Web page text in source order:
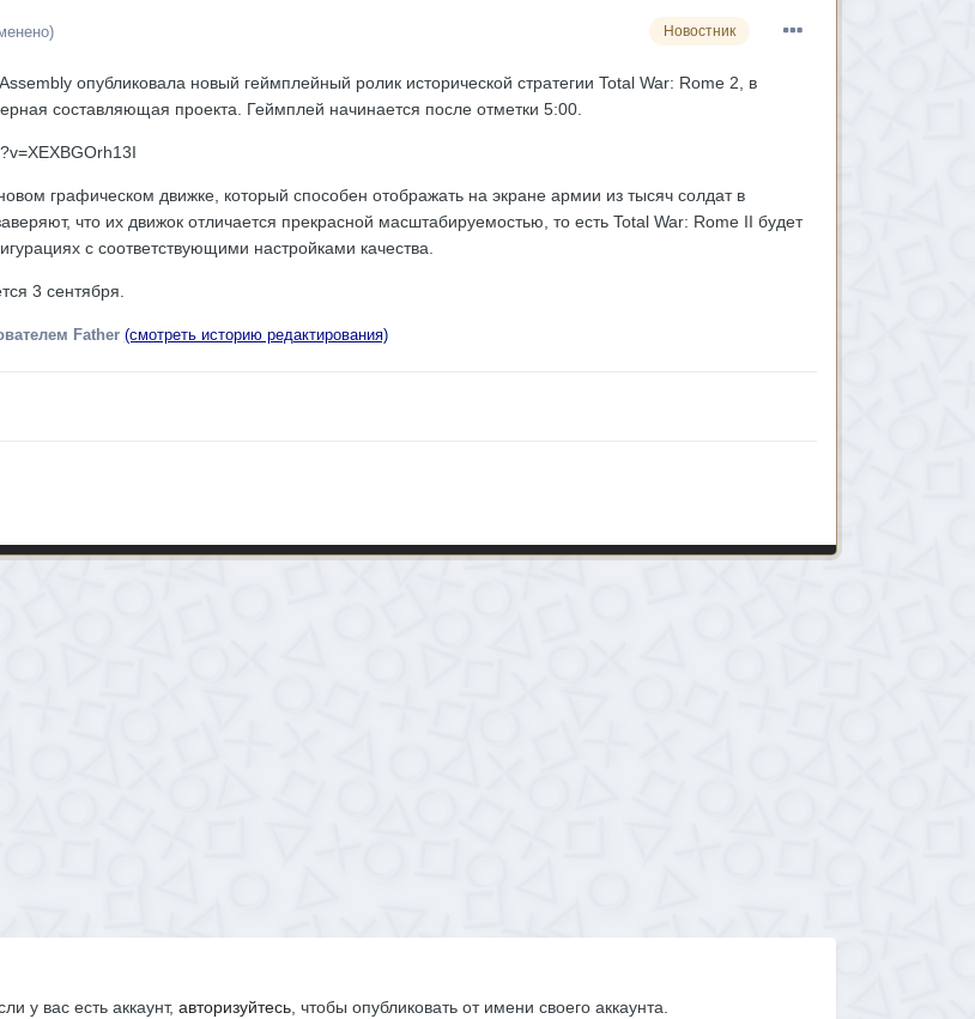
Новостник
опубликовала новый геймплейный ролик исторической стратегии Total War: Rome 2, в
составляющая проекта. Геймплей начинается после отметки 5:00.
графическом движке, который способен отображать на экране армии из тысяч солдат в
что их движок отличается прекрасной масштабируемостью, то есть Total War: Rome II будет
с соответствующими настройками качества.
3 сентября.
Father (смотреть историю редактирования)
у вас есть аккаунт, авторизуйтесь, чтобы опубликовать от имени своего аккаунта.